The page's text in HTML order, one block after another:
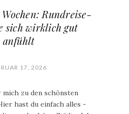
Rundreise-
sich wirklich gut
anfühlt
17, 2026
zu den schönsten
hast du einfach alles -